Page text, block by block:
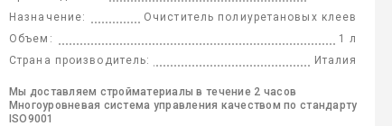
Назначение:
Очиститель полиуретановых клеев
Объем:
1 л
Страна производитель:
Италия
Мы доставляем стройматериалы в течение 2 часов
Многоуровневая система управления качеством по стандарту
ISO9001